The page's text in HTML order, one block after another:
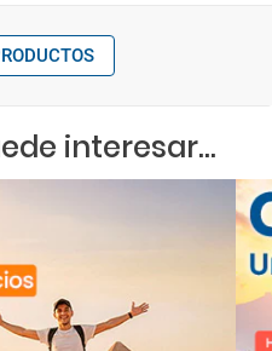
interesar...